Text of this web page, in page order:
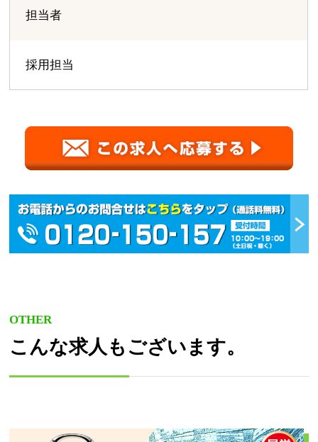
担当者
採用担当
OTHER
こんな求人もございます。